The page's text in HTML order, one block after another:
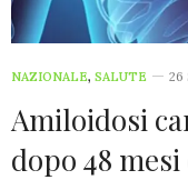
NAZIONALE, SALUTE 26
Amiloidosi
dopo 48